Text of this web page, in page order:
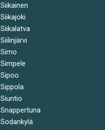
Siikainen
Siikajoki
Siikalatva
Siilinjärvi
Simo
Simpele
Sipoo
Sippola
Siuntio
Snappertuna
Sodankylä